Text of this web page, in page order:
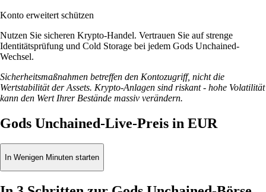
Konto erweitert schützen
Nutzen Sie sicheren Krypto-Handel. Vertrauen Sie auf strenge
Identitätsprüfung und Cold Storage bei jedem Gods Unchained-
Wechsel.
Sicherheitsmaßnahmen betreffen den Kontozugriff, nicht die
Wertstabilität der Assets. Krypto-Anlagen sind riskant - hohe Volatilität
kann den Wert Ihrer Bestände massiv verändern.
Gods Unchained-Live-Preis in EUR
In Wenigen Minuten starten